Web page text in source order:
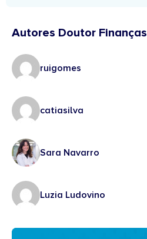
Autores Doutor Finanças
ruigomes
catiasilva
Sara Navarro
Luzia Ludovino